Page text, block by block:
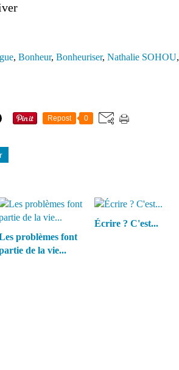
, Bonheur, Bonheuriser, Nathalie SOHOU,
Repost 0
problèmes font
de la vie...
Écrire ? C'est...